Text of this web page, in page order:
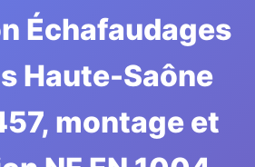
Échafaudages
Haute-Saône
montage et